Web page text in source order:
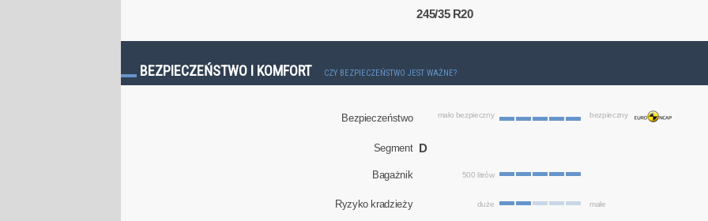
245/35 R20
BEZPIECZEŃSTWO I KOMFORT CZY BEZPIECZEŃSTWO JEST WAŻNE?
Bezpieczeństwo mało bezpieczny bezpieczny
Segment D
Bagażnik 500 litrów
Ryzyko kradzieży duże małe